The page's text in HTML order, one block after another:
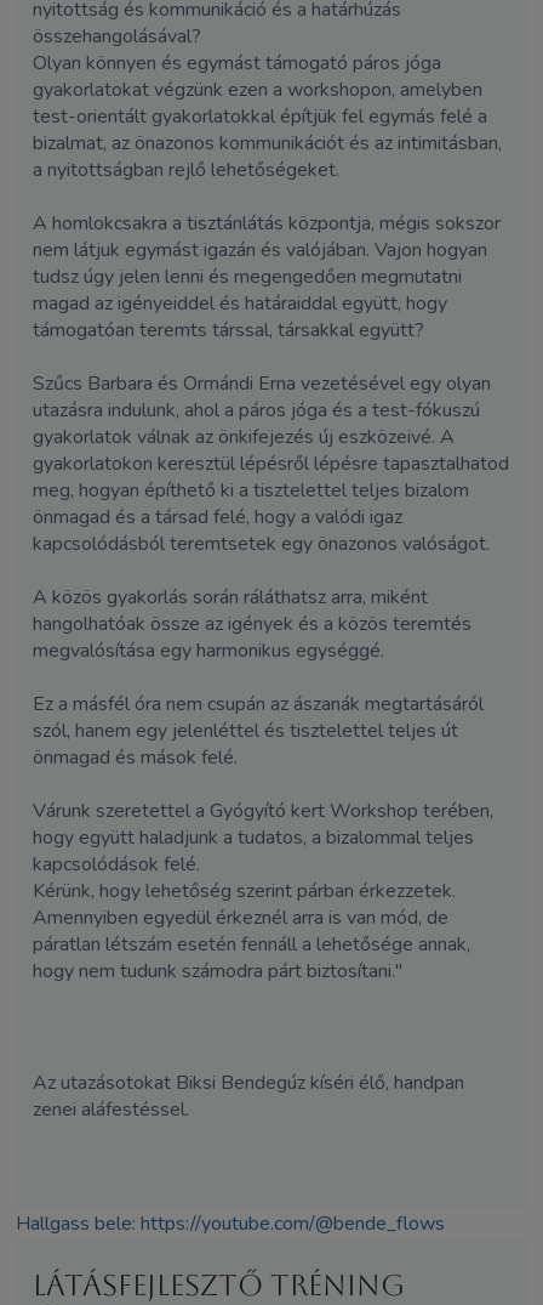
nyitottság és kommunikáció és a határhúzás
összehangolásával?
Olyan könnyen és egymást támogató páros jóga
gyakorlatokat végzünk ezen a workshopon, amelyben
test-orientált gyakorlatokkal építjük fel egymás felé a
bizalmat, az önazonos kommunikációt és az intimitásban,
a nyitottságban rejlő lehetőségeket.
A homlokcsakra a tisztánlátás központja, mégis sokszor
nem látjuk egymást igazán és valójában. Vajon hogyan
tudsz úgy jelen lenni és megengedően megmutatni
magad az igényeiddel és határaiddal együtt, hogy
támogatóan teremts társsal, társakkal együtt?
Szűcs Barbara és Ormándi Erna vezetésével egy olyan
utazásra indulunk, ahol a páros jóga és a test-fókuszú
gyakorlatok válnak az önkifejezés új eszközeivé. A
gyakorlatokon keresztül lépésről lépésre tapasztalhatod
meg, hogyan építhető ki a tisztelettel teljes bizalom
önmagad és a társad felé, hogy a valódi igaz
kapcsolódásból teremtsetek egy önazonos valóságot.
A közös gyakorlás során ráláthatsz arra, miként
hangolhatóak össze az igények és a közös teremtés
megvalósítása egy harmonikus egységgé.
Ez a másfél óra nem csupán az ászanák megtartásáról
szól, hanem egy jelenléttel és tisztelettel teljes út
önmagad és mások felé.
Várunk szeretettel a Gyógyító kert Workshop terében,
hogy együtt haladjunk a tudatos, a bizalommal teljes
kapcsolódások felé.
Kérünk, hogy lehetőség szerint párban érkezzetek.
Amennyiben egyedül érkeznél arra is van mód, de
páratlan létszám esetén fennáll a lehetősége annak,
hogy nem tudunk számodra párt biztosítani."
Az utazásotokat Biksi Bendegúz kíséri élő, handpan
zenei aláfestéssel.
Hallgass bele:https://youtube.com/@bende_flows
Látásfejlesztő tréning